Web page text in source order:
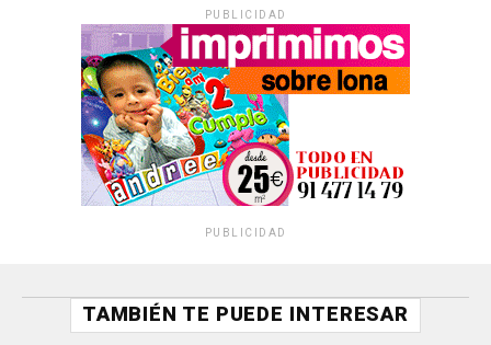
PUBLICIDAD
PUBLICIDAD
TAMBIÉN TE PUEDE INTERESAR